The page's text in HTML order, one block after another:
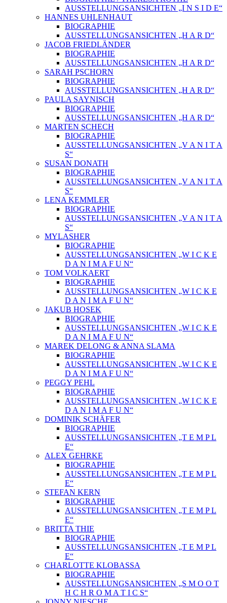
AUSSTELLUNGSANSICHTEN „I N S I D E“
HANNES UHLENHAUT
BIOGRAPHIE
AUSSTELLUNGSANSICHTEN „H A R D“
JACOB FRIEDLÄNDER
BIOGRAPHIE
AUSSTELLUNGSANSICHTEN „H A R D“
SARAH PSCHORN
BIOGRAPHIE
AUSSTELLUNGSANSICHTEN „H A R D“
PAULA SAYNISCH
BIOGRAPHIE
AUSSTELLUNGSANSICHTEN „H A R D“
MARTEN SCHECH
BIOGRAPHIE
AUSSTELLUNGSANSICHTEN „V A N I T A
S“
SUSAN DONATH
BIOGRAPHIE
AUSSTELLUNGSANSICHTEN „V A N I T A
S“
LENA KEMMLER
BIOGRAPHIE
AUSSTELLUNGSANSICHTEN „V A N I T A
S“
MYLASHER
BIOGRAPHIE
AUSSTELLUNGSANSICHTEN „W I C K E
D A N I M A F U N“
TOM VOLKAERT
BIOGRAPHIE
AUSSTELLUNGSANSICHTEN „W I C K E
D A N I M A F U N“
JAKUB HOSEK
BIOGRAPHIE
AUSSTELLUNGSANSICHTEN „W I C K E
D A N I M A F U N“
MAREK DELONG & ANNA SLAMA
BIOGRAPHIE
AUSSTELLUNGSANSICHTEN „W I C K E
D A N I M A F U N“
PEGGY PEHL
BIOGRAPHIE
AUSSTELLUNGSANSICHTEN „W I C K E
D A N I M A F U N“
DOMINIK SCHÄFER
BIOGRAPHIE
AUSSTELLUNGSANSICHTEN „T E M P L
E“
ALEX GEHRKE
BIOGRAPHIE
AUSSTELLUNGSANSICHTEN „T E M P L
E“
STEFAN KERN
BIOGRAPHIE
AUSSTELLUNGSANSICHTEN „T E M P L
E“
BRITTA THIE
BIOGRAPHIE
AUSSTELLUNGSANSICHTEN „T E M P L
E“
CHARLOTTE KLOBASSA
BIOGRAPHIE
AUSSTELLUNGSANSICHTEN „S M O O T
H C H R O M A T I C S“